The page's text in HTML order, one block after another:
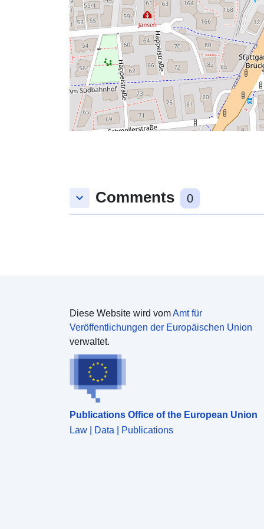
keyboard_arrow_down Comments 0
Diese Website wird vomAmt für
Veröffentlichungen der Europäischen Union
verwaltet.
Publications Office of the European Union
Law | Data | Publications